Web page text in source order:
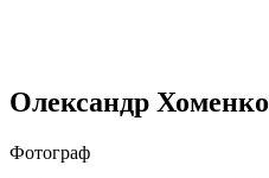
Олександр Хоменко
Фотограф